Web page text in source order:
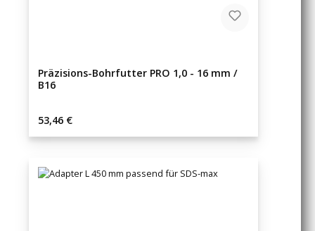
Präzisions-Bohrfutter PRO 1,0 - 16 mm /
B16
Regulärer Preis:
53,46 €